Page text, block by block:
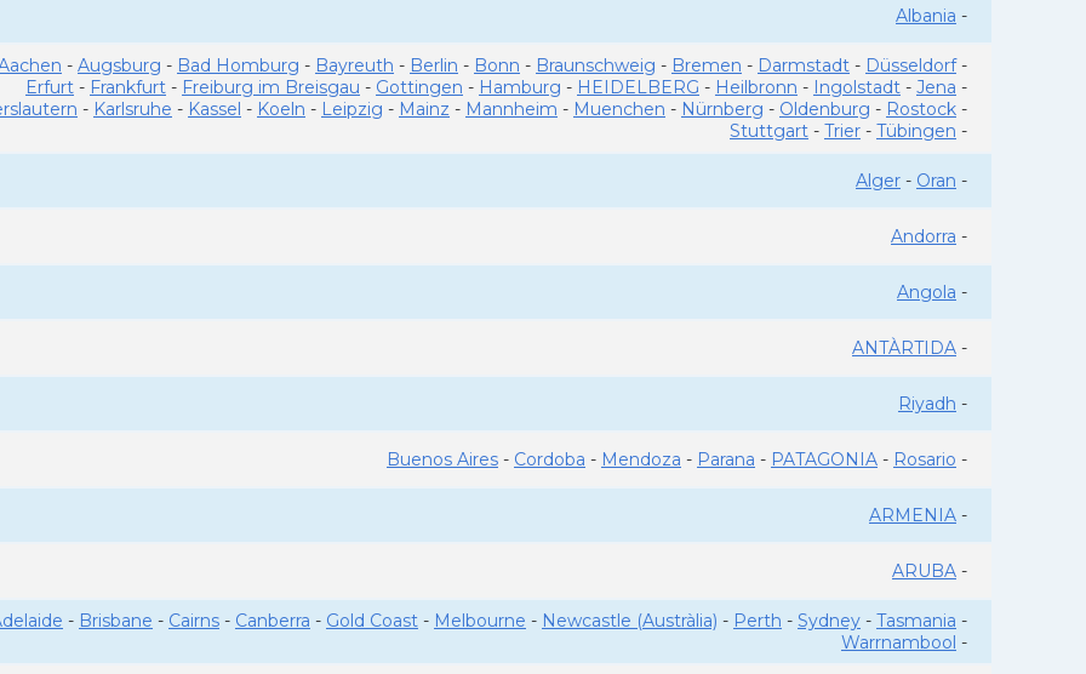
Albania -
- Augsburg - Bad Homburg - Bayreuth - Berlin - Bonn - Braunschweig - Bremen - Darmstadt - Düsseldorf-
Erfurt - Frankfurt - Freiburg im Breisgau - Gottingen - Hamburg - HEIDELBERG - Heilbronn - Ingolstadt - Jena -
- Karlsruhe - Kassel - Koeln - Leipzig - Mainz - Mannheim - Muenchen - Nürnberg - Oldenburg - Rostock -
Stuttgart - Trier - Tübingen -
Alger - Oran -
Andorra -
Angola -
ANTÀRTIDA -
Riyadh -
Buenos Aires - Cordoba - Mendoza - Parana - PATAGONIA - Rosario -
ARMENIA -
ARUBA -
- Brisbane - Cairns - Canberra - Gold Coast - Melbourne - Newcastle (Austràlia) - Perth - Sydney - Tasmania -
Warrnambool -